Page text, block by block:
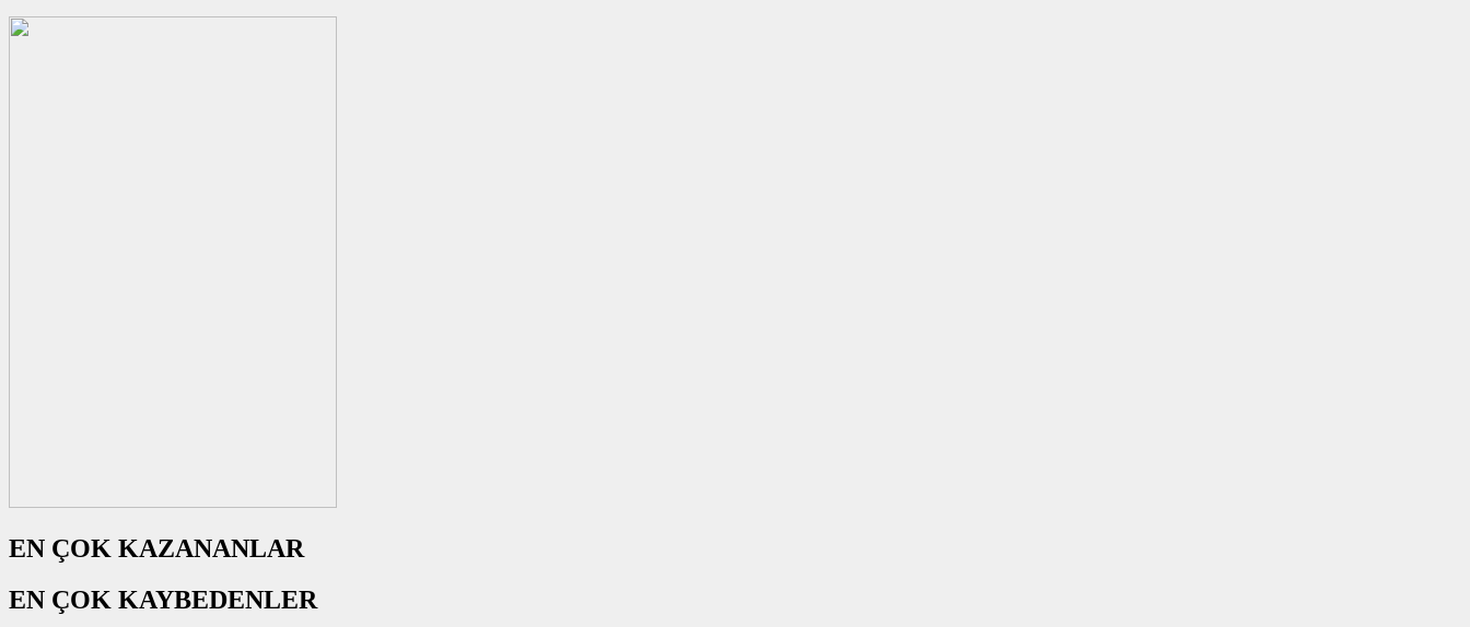
EN ÇOK KAZANANLAR
EN ÇOK KAYBEDENLER